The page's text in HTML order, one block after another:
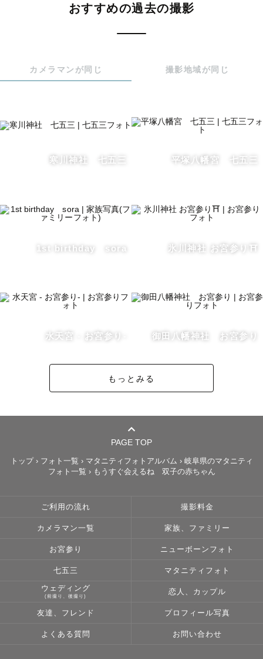
おすすめの過去の撮影
カメラマンが同じ 撮影地域が同じ
寒川神社 七五三 平塚八幡宮 七五三
1st birthday sora 氷川神社 お宮参り⛩️
水天宮 - お宮参り- 御田八幡神社 お宮参り
もっとみる
PAGE TOP
トップ› フォト一覧 › マタニティフォトアルバム › 岐阜県のマタニティ
フォト一覧 › もうすぐ会えるね 双子の赤ちゃん
ご利用の流れ 撮影料金
カメラマン一覧 家族、ファミリー
お宮参り ニューボーンフォト
七五三 マタニティフォト
ウェディング
(前撮り、後撮り)
恋人、カップル
友達、フレンド プロフィール写真
よくある質問 お問い合わせ